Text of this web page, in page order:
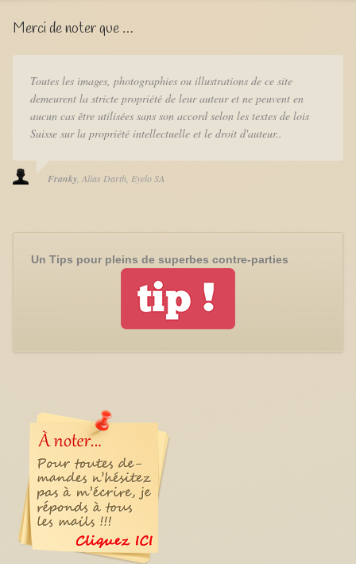
Merci de noter que …
Toutes les images, photographies ou illustrations de ce site
demeurent la stricte propriété de leur auteur et ne peuvent en
aucun cas être utilisées sans son accord selon les textes de lois
Suisse sur la propriété intellectuelle et le droit d'auteur..
Franky Alias Darth Eyelo SA
Un Tips pour pleins de superbes contre-parties